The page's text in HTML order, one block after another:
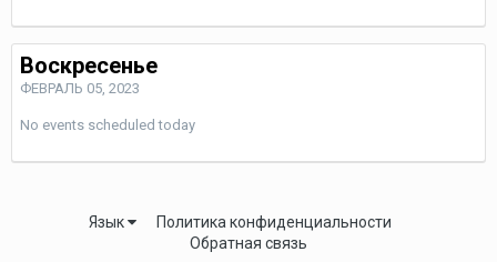
Воскресенье
ФЕВРАЛЬ 05, 2023
No events scheduled today
Язык
Политика конфиденциальности
Обратная связь